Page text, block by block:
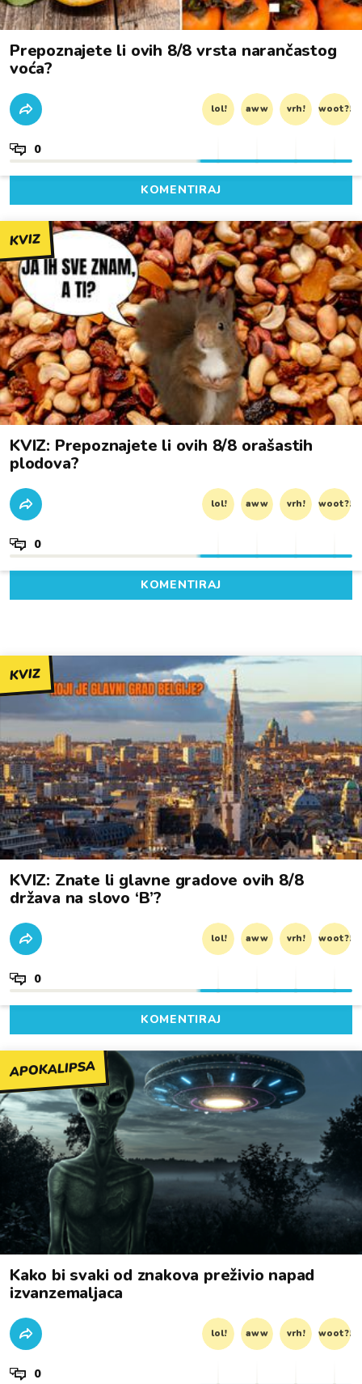
Prepoznajete li ovih 8/8 vrsta narančastog
voća?
lol! aww vrh! woot?!
0
KOMENTIRAJ
KVIZ
KVIZ: Prepoznajete li ovih 8/8 orašastih
plodova?
lol! aww vrh! woot?!
0
KOMENTIRAJ
KVIZ
KVIZ: Znate li glavne gradove ovih 8/8
država na slovo ‘B’?
lol! aww vrh! woot?!
0
KOMENTIRAJ
APOKALIPSA
Kako bi svaki od znakova preživio napad
izvanzemaljaca
lol! aww vrh! woot?!
0